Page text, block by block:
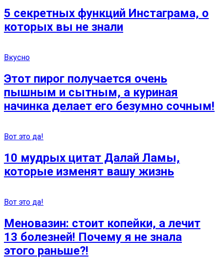
5 секретных функций Инстаграма, о
которых вы не знали
Вкусно
Этот пирог получается очень
пышным и сытным, а куриная
начинка делает его безумно сочным!
Вот это да!
10 мудрых цитат Далай Ламы,
которые изменят вашу жизнь
Вот это да!
Меновазин: стоит копейки, а лечит
13 болезней! Почему я не знала
этого раньше?!